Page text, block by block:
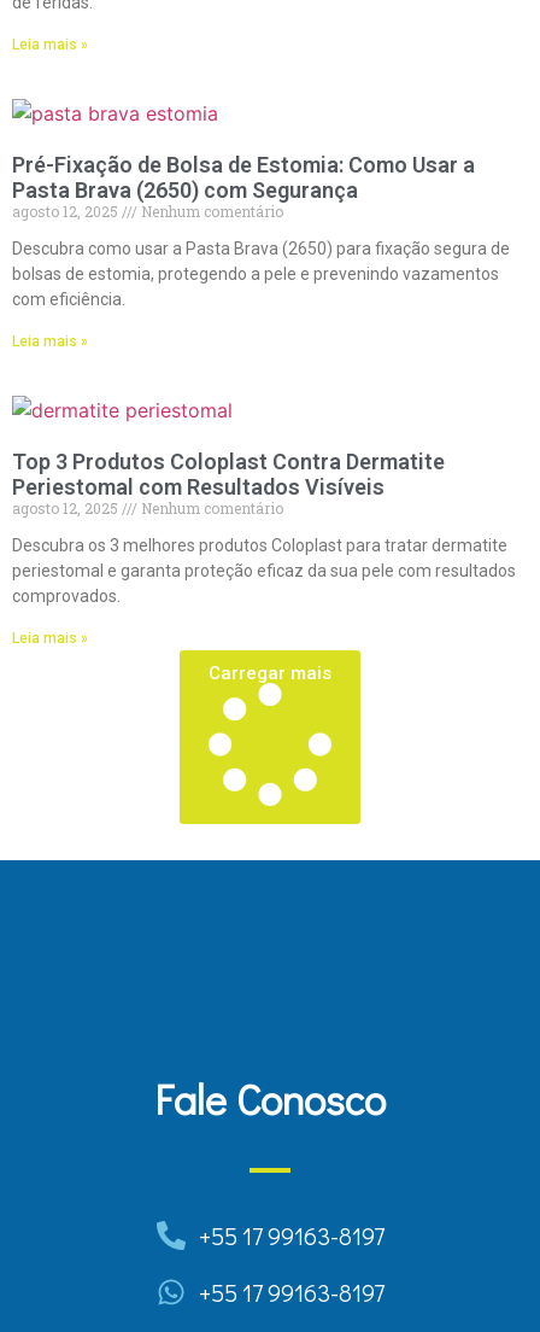
Leia mais »
Pré-Fixação de Bolsa de Estomia: Como Usar a
Pasta Brava (2650) com Segurança
agosto 12, 2025
Nenhum comentário
Descubra como usar a Pasta Brava (2650) para fixação segura de
bolsas de estomia, protegendo a pele e prevenindo vazamentos
com eficiência.
Leia mais »
Top 3 Produtos Coloplast Contra Dermatite
Periestomal com Resultados Visíveis
agosto 12, 2025
Nenhum comentário
Descubra os 3 melhores produtos Coloplast para tratar dermatite
periestomal e garanta proteção eficaz da sua pele com resultados
comprovados.
Leia mais »
Carregar mais
Fale Conosco
+55 17 99163-8197
+55 17 99163-8197